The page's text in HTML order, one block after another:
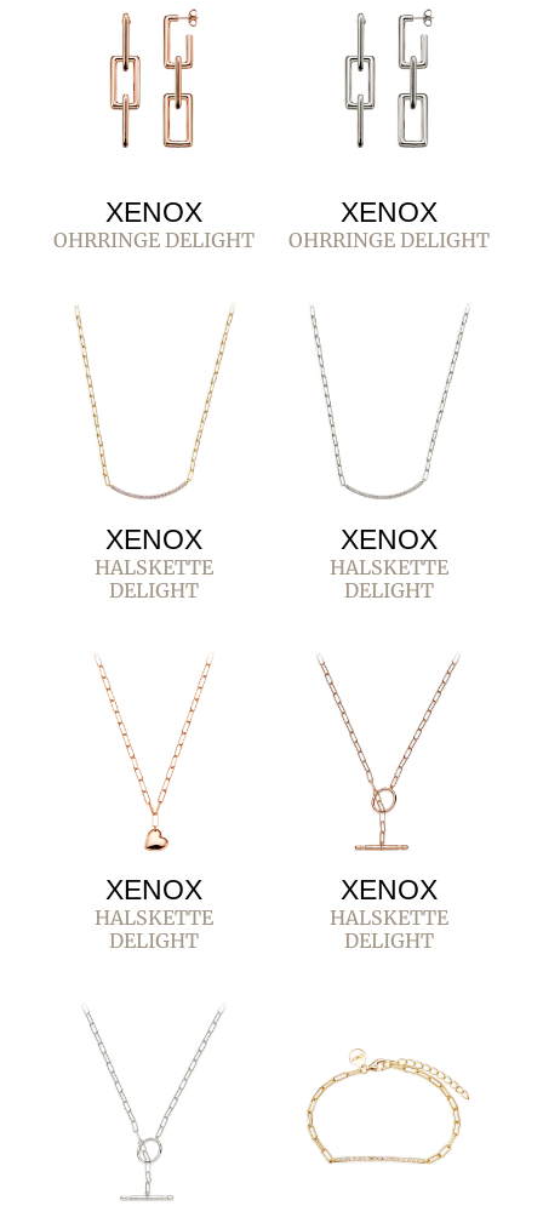
XENOX
OHRRINGE DELIGHT
XENOX
OHRRINGE DELIGHT
XENOX
HALSKETTE
DELIGHT
XENOX
HALSKETTE
DELIGHT
XENOX
HALSKETTE
DELIGHT
XENOX
HALSKETTE
DELIGHT